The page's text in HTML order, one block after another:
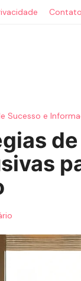
Contato
Sucesso e